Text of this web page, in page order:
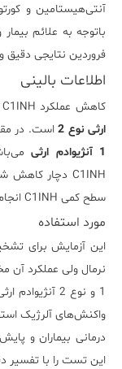
آنتی‌هیستامین و
باتوجه به علائم
فروردین نتایجی دقیق
اطلاعات بالینی
کاهش عملکرد C1INH همراه با سطح نرمال آن در خون، نشانه
ارثی نوع 2
است. در
1 آنژیوادم ارثی
سطح کمی C1INH انجام شود.
مورد استفاده
این آزمایش برای
نرمال ولی عملکرد آن
1 و نوع 2
واکنش‌های آلرژیک
درمانی بیماران و
این تست را با تفسیر